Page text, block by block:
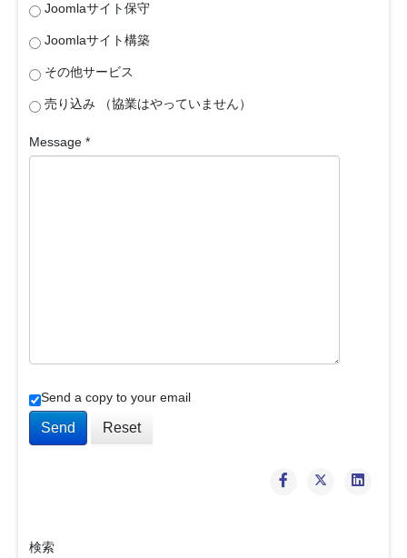
Joomlaサイト保守
Joomlaサイト構築
その他サービス
売り込み （協業はやっていません）
Message *
Send a copy to your email
Send Reset
検索